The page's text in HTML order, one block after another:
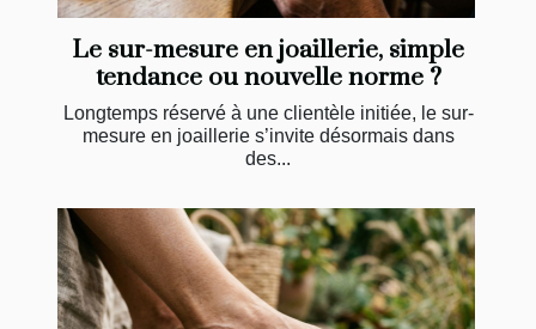
Le sur-mesure en joaillerie, simple
tendance ou nouvelle norme ?
Longtemps réservé à une clientèle initiée, le sur-
mesure en joaillerie s’invite désormais dans
des...